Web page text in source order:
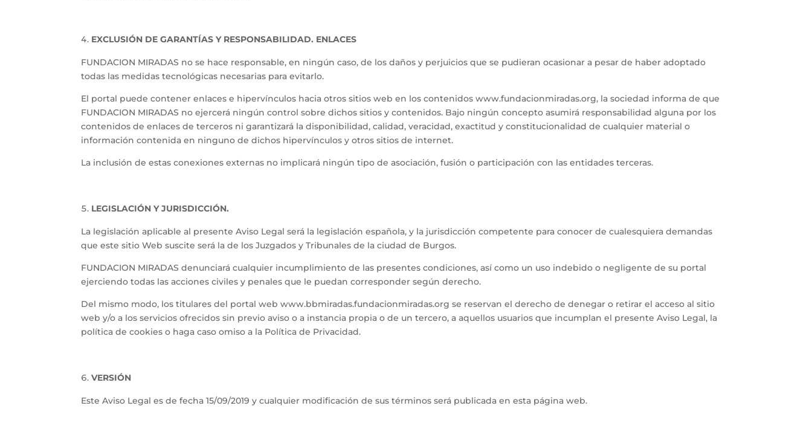
EXCLUSIÓN DE GARANTÍAS Y RESPONSABILIDAD. ENLACES
FUNDACION MIRADAS no se hace responsable, en ningún caso, de los daños y perjuicios que se pudieran ocasionar a pesar de haber adoptado
todas las medidas tecnológicas necesarias para evitarlo.
El portal puede contener enlaces e hipervínculos hacia otros sitios web en los contenidos www.fundacionmiradas.org, la sociedad informa de que
FUNDACION MIRADAS no ejercerá ningún control sobre dichos sitios y contenidos. Bajo ningún concepto asumirá responsabilidad alguna por los
contenidos de enlaces de terceros ni garantizará la disponibilidad, calidad, veracidad, exactitud y constitucionalidad de cualquier material o
información contenida en ninguno de dichos hipervínculos y otros sitios de internet.
La inclusión de estas conexiones externas no implicará ningún tipo de asociación, fusión o participación con las entidades terceras.
LEGISLACIÓN Y JURISDICCIÓN.
La legislación aplicable al presente Aviso Legal será la legislación española, y la jurisdicción competente para conocer de cualesquiera demandas
que este sitio Web suscite será la de los Juzgados y Tribunales de la ciudad de Burgos.
FUNDACION MIRADAS denunciará cualquier incumplimiento de las presentes condiciones, así como un uso indebido o negligente de su portal
ejerciendo todas las acciones civiles y penales que le puedan corresponder según derecho.
Del mismo modo, los titulares del portal web www.bbmiradas.fundacionmiradas.org se reservan el derecho de denegar o retirar el acceso al sitio
web y/o a los servicios ofrecidos sin previo aviso o a instancia propia o de un tercero, a aquellos usuarios que incumplan el presente Aviso Legal, la
política de cookies o haga caso omiso a la Política de Privacidad.
VERSIÓN
Este Aviso Legal es de fecha 15/09/2019 y cualquier modificación de sus términos será publicada en esta página web.